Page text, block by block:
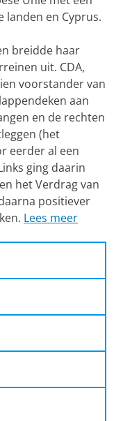
landen en Cyprus.
breidde haar
uit. CDA,
voorstander van
aan
en de rechten
(het
eerder al een
ging daarin
het Verdrag van
positiever
Lees meer
1999:
de
het jaar
Politieke
1999:
en hun
van 10 juni 1999
politieke